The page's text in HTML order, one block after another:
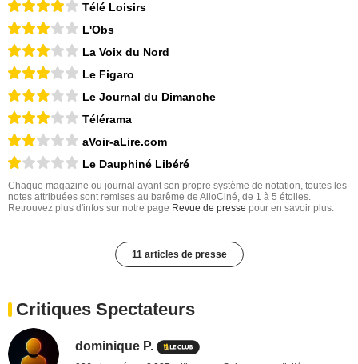
Télé Loisirs
L'Obs
La Voix du Nord
Le Figaro
Le Journal du Dimanche
Télérama
aVoir-aLire.com
Le Dauphiné Libéré
Chaque magazine ou journal ayant son propre système de notation, toutes les
notes attribuées sont remises au barême de AlloCiné, de 1 à 5 étoiles.
Retrouvez plus d'infos sur notre page Revue de presse pour en savoir plus.
11 articles de presse
Critiques Spectateurs
dominique P.